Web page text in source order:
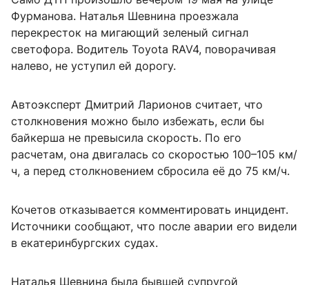
Фурманова. Наталья Шевнина проезжала
перекресток на мигающий зеленый сигнал
светофора. Водитель Toyota RAV4, поворачивая
налево, не уступил ей дорогу.
Автоэксперт Дмитрий Ларионов считает, что
столкновения можно было избежать, если бы
байкерша не превысила скорость. По его
расчетам, она двигалась со скоростью 100–105 км/
ч, а перед столкновением сбросила её до 75 км/ч.
Кочетов отказывается комментировать инцидент.
Источники сообщают, что после аварии его видели
в екатеринбургских судах.
Наталья Шевнина была бывшей супругой